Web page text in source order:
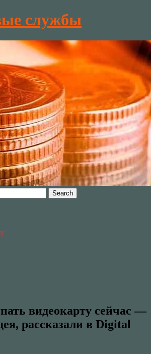
службы
видеокарту сейчас —
рассказали в Digital